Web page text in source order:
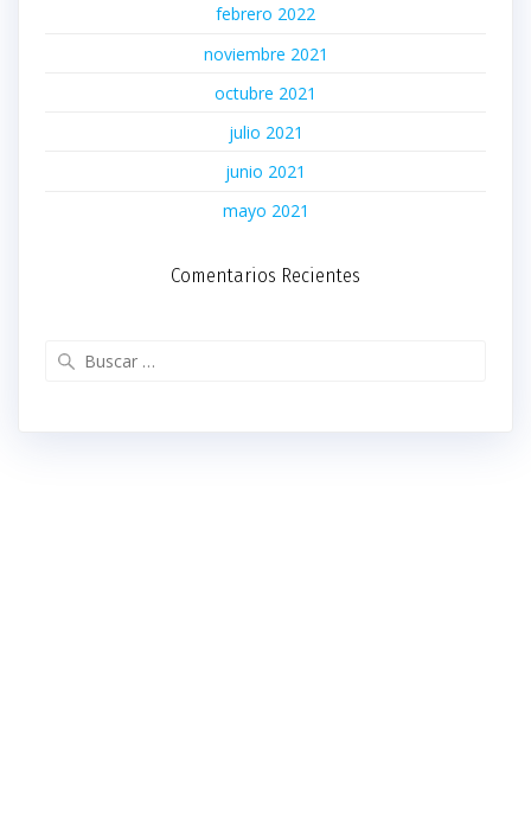
febrero 2022
noviembre 2021
octubre 2021
julio 2021
junio 2021
mayo 2021
Comentarios Recientes